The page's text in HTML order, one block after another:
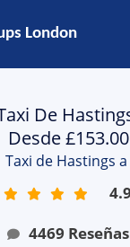
London
De
Desde £153.00
Taxi de Hastings
4469 Reseñas